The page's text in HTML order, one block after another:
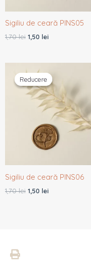
Sigiliu de ceară PINS05
1,70lei 1,50 lei
Reducere
Reducere
Sigiliu de ceară PINS06
1,70lei
inițial
a
fost:
1,70 lei.
1,50 lei
curent
este:
1,50 lei.